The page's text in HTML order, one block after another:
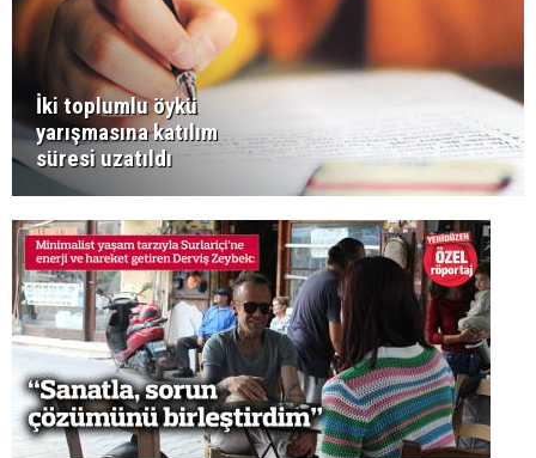
İki toplumlu öykü
yarışmasına katılım
süresi uzatıldı